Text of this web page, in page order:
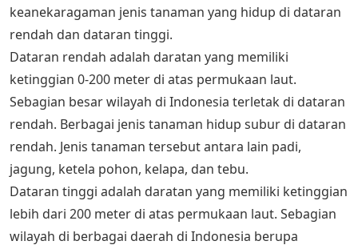
keanekaragaman jenis tanaman yang hidup di dataran
rendah dan dataran tinggi.
Dataran rendah adalah daratan yang memiliki
ketinggian 0-200 meter di atas permukaan laut.
Sebagian besar wilayah di Indonesia terletak di dataran
rendah. Berbagai jenis tanaman hidup subur di dataran
rendah. Jenis tanaman tersebut antara lain padi,
jagung, ketela pohon, kelapa, dan tebu.
Dataran tinggi adalah daratan yang memiliki ketinggian
lebih dari 200 meter di atas permukaan laut. Sebagian
wilayah di berbagai daerah di Indonesia berupa